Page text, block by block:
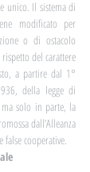
unico. Il sistema di
modificato per
o di ostacolo
del carattere
a partire dal 1°
della legge di
solo in parte, la
dall’Alleanza
cooperative.